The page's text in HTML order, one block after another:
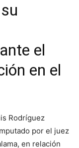
el
en el
Rodríguez
por el juez
en relación